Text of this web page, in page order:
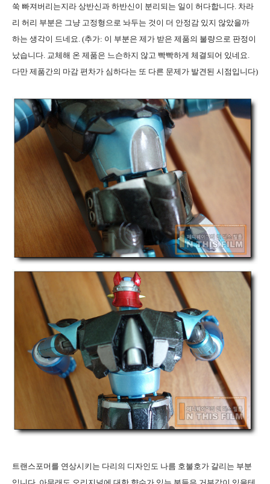
쑥 빠져버리는지라 상반신과 하반신이 분리되는 일이 허다합니다 차라
리 허리 부분은 그냥 고정형으로 놔두는 것이 더 안정감 있지 않았을까
하는 생각이 드네요 . (추가: 이 부분은 제가 받은 제품의 불량으로 판정이
났습니다. 교체해 온 제품은 느슨하지 않고 빡빡하게 체결되어 있네요.
다만 제품간의 마감 편차가 심하다는 또 다른 문제가 발견된 시점입니다)
트랜스포머를 연상시키는 다리의 디자인도 나름 호불호가 갈리는 부분